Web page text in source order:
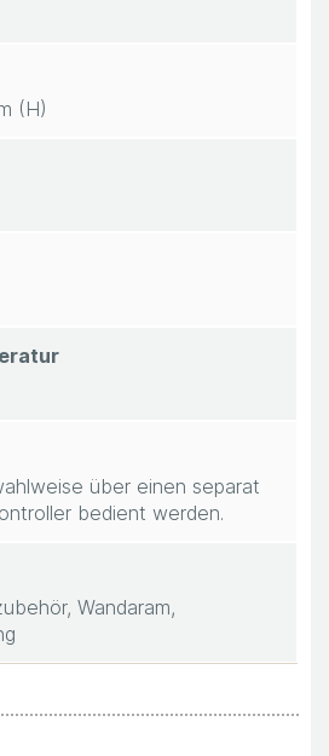
(H)
über einen separat
bedient werden.
Wandaram,